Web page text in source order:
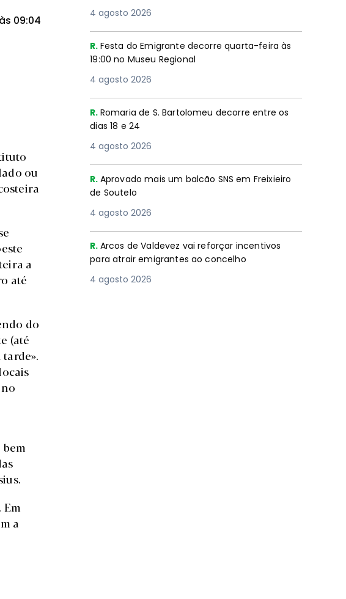
09:04
ou
a
até
do
(até
Em
a
4 agosto 2026
R. Festa do Emigrante decorre quarta-feira às
19:00 no Museu Regional
4 agosto 2026
R. Romaria de S. Bartolomeu decorre entre os
dias 18 e 24
4 agosto 2026
R. Aprovado mais um balcão SNS em Freixieiro
de Soutelo
4 agosto 2026
R. Arcos de Valdevez vai reforçar incentivos
para atrair emigrantes ao concelho
4 agosto 2026